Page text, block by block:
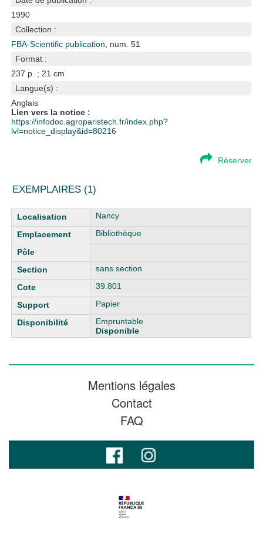
1990
Collection :
FBA-Scientific publication , num. 51
Format :
237 p. ; 21 cm
Langue(s) :
Anglais
Lien vers la notice :
https://infodoc.agroparistech.fr/index.php?
lvl=notice_display&id=80216
Réserver
EXEMPLAIRES (1)
Liste des exemplaires
Nancy
Bibliothèque
sans section
39.801
Papier
Empruntable
Disponible
Mentions légales
Contact
FAQ